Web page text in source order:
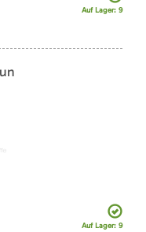
Auf Lager: 9
Auf Lager: 9